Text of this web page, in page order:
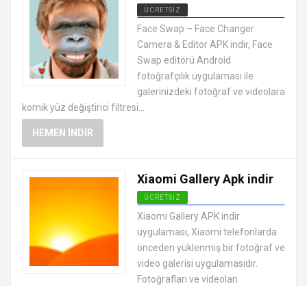
ÜCRETSIZ
ANDROID FOTOĞRAF DÜZENLEME
UYGULAMALARI APK
Face Swap – Face Changer
Camera & Editor APK indir, Face
Swap editörü Android
fotoğrafçılık uygulaması ile
galerinizdeki fotoğraf ve videolara
komik yüz değiştirici filtresi...
HEMEN İNDIR
Xiaomi Gallery Apk indir
ÜCRETSIZ
ANDROID FOTOĞRAF DÜZENLEME
UYGULAMALARI APK
Xiaomi Gallery APK indir
uygulaması, Xiaomi telefonlarda
önceden yüklenmiş bir fotoğraf ve
video galerisi uygulamasıdır.
Fotoğrafları ve videoları